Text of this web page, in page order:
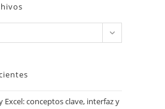
Excel: conceptos clave, interfaz y